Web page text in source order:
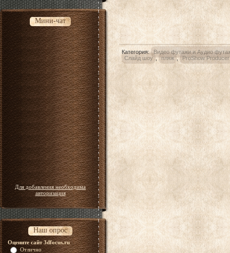
Мини-чат
Для добавления необходима
авторизация
Наш опрос
Оцените сайт 3dfocus.ru
Отлично
Категория: Видео футажи и Аудио
Слайд шоу , пляж , ProShow Producer